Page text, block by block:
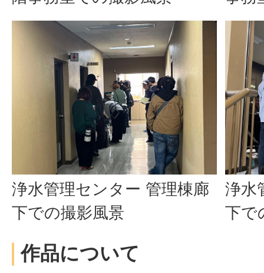
浄水管理センター 管理棟廊
下での撮影風景
浄水
下で
作品について